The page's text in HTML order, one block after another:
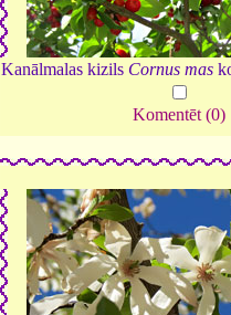
Kanālmalas kizils Cornus mas
Komentēt (0)